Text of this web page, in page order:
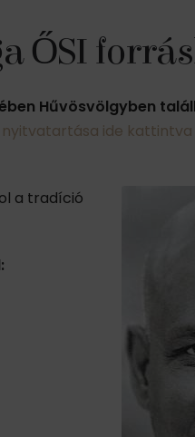
ŐSI
Hűvösvölgyben
nyitvatartása ide
a tradíció